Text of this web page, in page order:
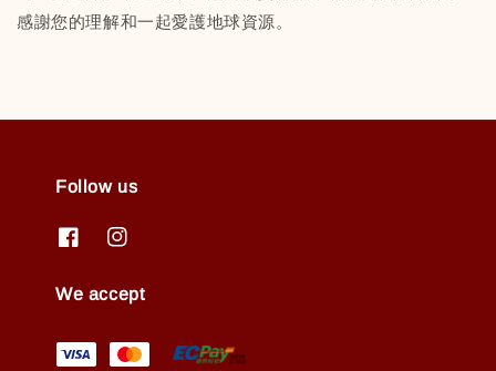
感謝您的理解和一起愛護地球資源。
Follow us
We accept